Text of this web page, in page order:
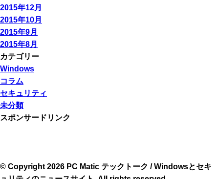
2015年12月
2015年10月
2015年9月
2015年8月
カテゴリー
Windows
コラム
セキュリティ
未分類
スポンサードリンク
© Copyright 2026 PC Matic テックトーク / Windowsとセキ